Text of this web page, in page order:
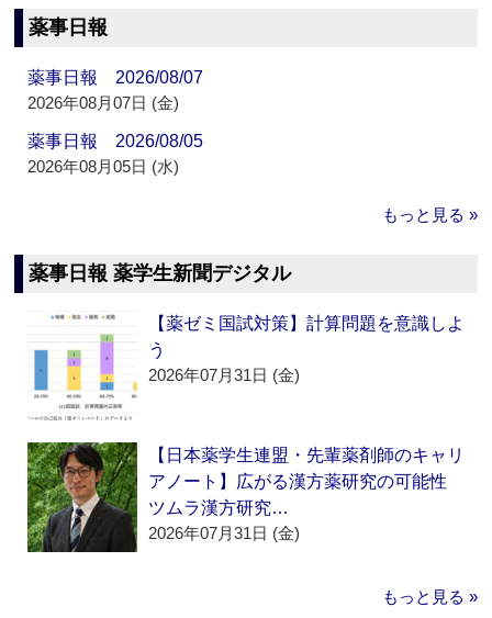
薬事日報
薬事日報 2026/08/07
2026年08月07日 (金)
薬事日報 2026/08/05
2026年08月05日 (水)
もっと見る »
薬事日報 薬学生新聞デジタル
【薬ゼミ国試対策】計算問題を意識しよ
う
2026年07月31日 (金)
【日本薬学生連盟・先輩薬剤師のキャリ
アノート】広がる漢方薬研究の可能性
ツムラ漢方研究…
2026年07月31日 (金)
もっと見る »